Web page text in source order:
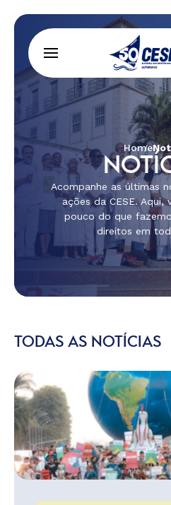
Home
Acompanhe as últimas
ações da CESE. Aqui,
pouco do que
direitos em
TODAS AS NOTÍCIAS